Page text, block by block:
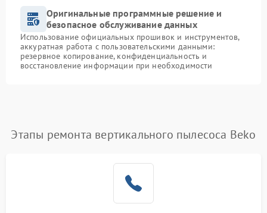
Оригинальные программные решение и
безопасное обслуживание данных
Использование официальных прошивок и инструментов,
аккуратная работа с пользовательскими данными:
резервное копирование, конфиденциальность и
восстановление информации при необходимости
Этапы ремонта вертикального пылесоса Beko